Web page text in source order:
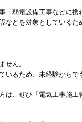
弱電設備工事などに携
などを対象としている
せん。
いるため、未経験から
は、ぜひ『電気工事施